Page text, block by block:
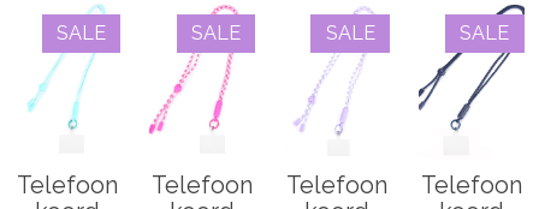
n
n
SALE
Telefoon
SALE
Telefoon
SALE
Telefoon
SALE
Telefoon